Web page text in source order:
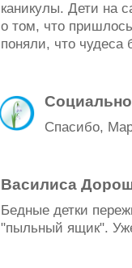
каникулы. Дети на
о том, что
поняли, что чудеса
Спасибо,
Василиса
Бедные детки
"пыльный ящик".